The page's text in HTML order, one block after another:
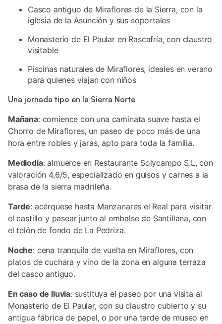
Casco antiguo de Miraflores de la Sierra, con la
iglesia de la Asunción y sus soportales
Monasterio de El Paular en Rascafría, con claustro
visitable
Piscinas naturales de Miraflores, ideales en verano
para quienes viajan con niños
Una jornada tipo en la Sierra Norte
Mañana: comience con una caminata suave hasta el
Chorro de Miraflores, un paseo de poco más de una
hora entre robles y jaras, apto para toda la familia.
Mediodía: almuerce en Restaurante Solycampo S.L, con
valoración 4,6/5, especializado en guisos y carnes a la
brasa de la sierra madrileña.
Tarde: acérquese hasta Manzanares el Real para visitar
el castillo y pasear junto al embalse de Santillana, con
el telón de fondo de La Pedriza.
Noche: cena tranquila de vuelta en Miraflores, con
platos de cuchara y vino de la zona en alguna terraza
del casco antiguo.
En caso de lluvia: sustituya el paseo por una visita al
Monasterio de El Paular, con su claustro cubierto y su
antigua fábrica de papel, o por una tarde de museo en